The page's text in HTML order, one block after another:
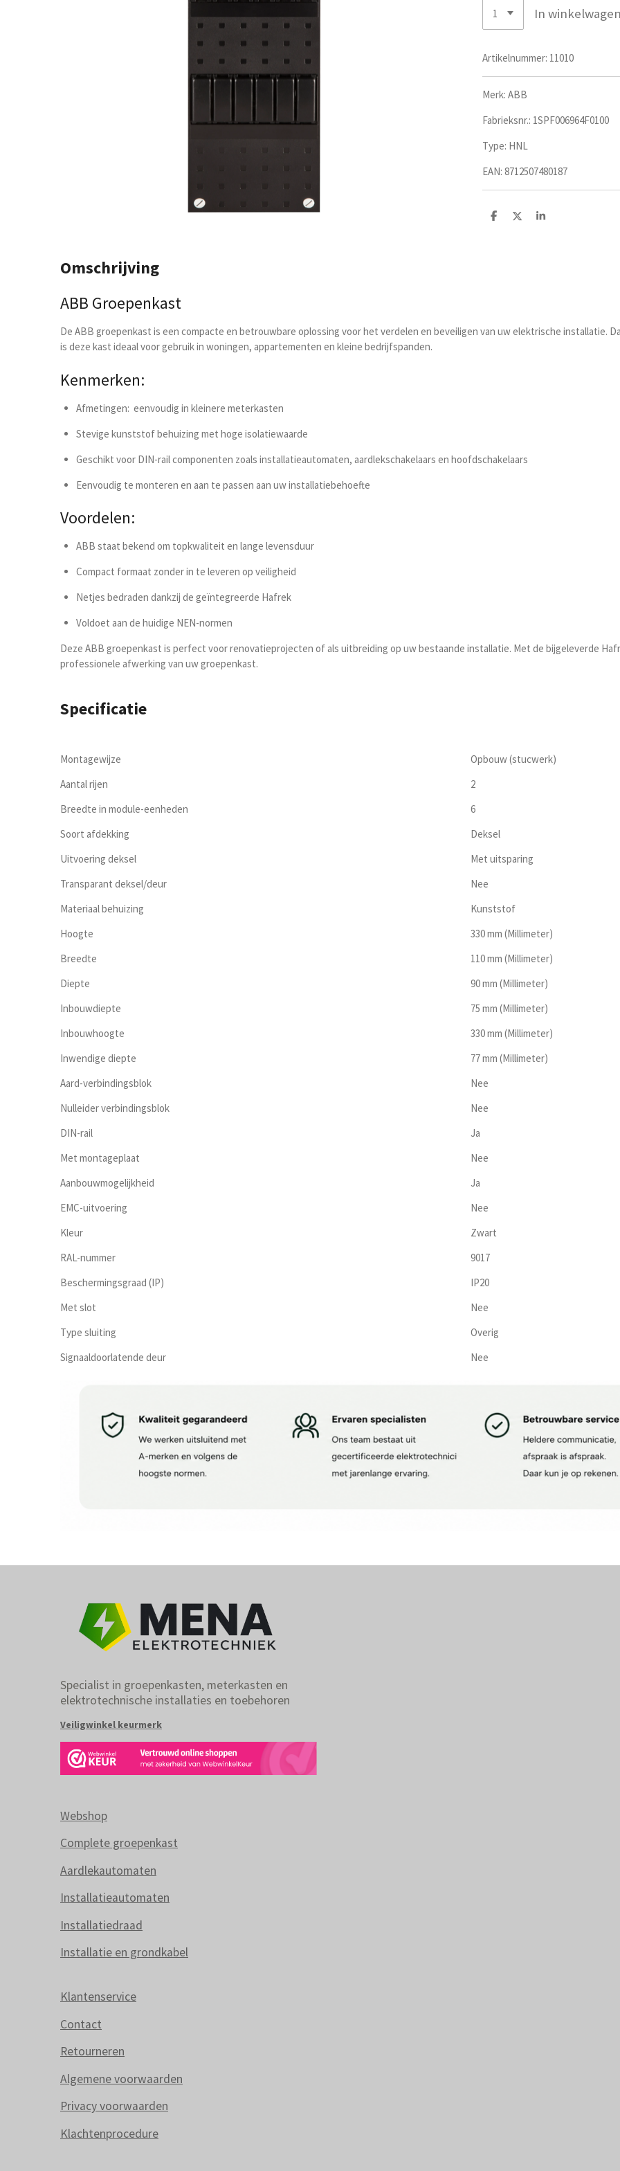
In
Artikelnummer: 11010
Merk: ABB
Fabrieksnr.: 1SPF006964F0100
Type: HNL
EAN: 8712507480187
D
D
S
Omschrijving
ABB Groepenkast
De ABB groepenkast is een compacte en betrouwbare oplossing voor het verdelen en beveiligen van uw elektrische installatie.
is deze kast ideaal voor gebruik in woningen, appartementen en kleine bedrijfspanden.
Kenmerken:
Afmetingen: eenvoudig in kleinere meterkasten
Stevige kunststof behuizing met hoge isolatiewaarde
Geschikt voor DIN-rail componenten zoals installatieautomaten, aardlekschakelaars en hoofdschakelaars
Eenvoudig te monteren en aan te passen aan uw installatiebehoefte
Voordelen:
ABB staat bekend om topkwaliteit en lange levensduur
Compact formaat zonder in te leveren op veiligheid
Netjes bedraden dankzij de geïntegreerde Hafrek
Voldoet aan de huidige NEN-normen
Deze ABB groepenkast is perfect voor renovatieprojecten of als uitbreiding op uw bestaande installatie. Met de bijgeleverde
professionele afwerking van uw groepenkast.
Specificatie
Montagewijze
Opbouw (stucwerk)
Aantal rijen
2
Breedte in module-eenheden
6
Soort afdekking
Deksel
Uitvoering deksel
Met uitsparing
Transparant deksel/deur
Nee
Materiaal behuizing
Kunststof
Hoogte
330 mm (Millimeter)
Breedte
110 mm (Millimeter)
Diepte
90 mm (Millimeter)
Inbouwdiepte
75 mm (Millimeter)
Inbouwhoogte
330 mm (Millimeter)
Inwendige diepte
77 mm (Millimeter)
Aard-verbindingsblok
Nee
Nulleider verbindingsblok
Nee
DIN-rail
Ja
Met montageplaat
Nee
Aanbouwmogelijkheid
Ja
EMC-uitvoering
Nee
Kleur
Zwart
RAL-nummer
9017
Beschermingsgraad (IP)
IP20
Met slot
Nee
Type sluiting
Overig
Signaaldoorlatende deur
Nee
Specialist in groepenkasten, meterkasten en
elektrotechnische installaties en toebehoren
Veiligwinkel keurmerk
Webshop
Complete groepenkast
Aardlekautomaten
Installatieautomaten
Installatiedraad
Installatie en grondkabel
Klantenservice
Contact
Retourneren
Algemene voorwaarden
Privacy voorwaarden
Klachtenprocedure